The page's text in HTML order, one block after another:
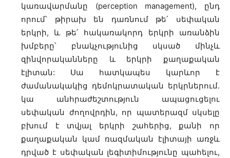
կառավարմանը (perception management), ընդ
որում՝ թիրախ են դառնում թե՛ սեփական
երկրի, և թե՛ հակառակորդ երկրի առանձին
խմբերը՝ բնակչությունից սկսած մինչև
զինվորականները և երկրի քաղաքական
էլիտան: Սա հատկապես կարևոր է
ժամանակակից դեմոկրատական երկրներում.
կա անհրաժեշտություն ապացուցելու
սեփական ժողովրդին, որ պատերազմ սկսելը
բխում է տվյալ երկրի շահերից, քանի որ
քաղաքական կամ ռազմական էլիտայի առջև
դրված է սեփական լեգիտիմությունը պահելու,